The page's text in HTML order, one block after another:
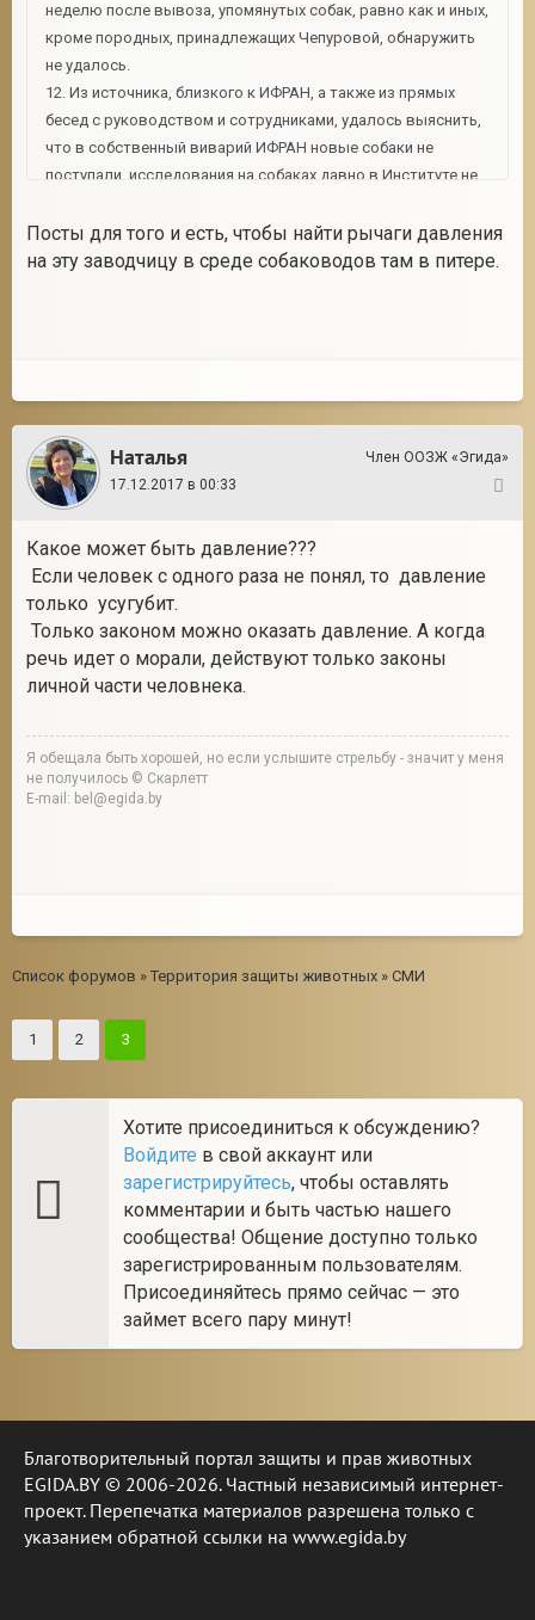
неделю после вывоза, упомянутых собак, равно как и иных,
кроме породных, принадлежащих Чепуровой, обнаружить
не удалось.
12. Из источника, близкого к ИФРАН, а также из прямых
бесед с руководством и сотрудниками, удалось выяснить,
что в собственный виварий ИФРАН новые собаки не
поступали, исследования на собаках давно в Институте не
доживании» несколько старых собак, которых
зоозащитникам показали.
Посты для того и есть, чтобы найти рычаги давления
на эту заводчицу в среде собаководов там в питере.
Наталья
Член ООЗЖ «Эгида»
17.12.2017 в 00:33
Какое может быть давление???
Если человек с одного раза не понял, то давление
только усугубит.
Только законом можно оказать давление. А когда
речь идет о морали, действуют только законы
личной части человнека.
Я обещала быть хорошей, но если услышите стрельбу - значит у меня
не получилось © Скарлетт
E-mail: bel@egida.by
Список форумов » Территория защиты животных » СМИ
1 2 3
Хотите присоединиться к обсуждению?
Войдите в свой аккаунт или
зарегистрируйтесь, чтобы оставлять
комментарии и быть частью нашего
сообщества! Общение доступно только
зарегистрированным пользователям.
Присоединяйтесь прямо сейчас — это
займет всего пару минут!
Благотворительный портал защиты и прав животных
EGIDA.BY © 2006-2026. Частный независимый интернет-
проект. Перепечатка материалов разрешена только с
указанием обратной ссылки на www.egida.by